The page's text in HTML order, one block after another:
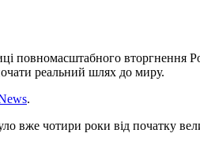
повномасштабного вторгнення
реальний шлях до миру.
.
вже чотири роки від початку